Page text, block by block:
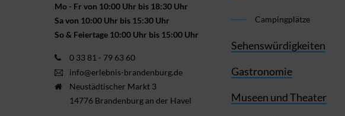
Mo - Fr von 10:00 Uhr bis 18:30 Uhr
Sa von 10:00 Uhr bis 15:30 Uhr
So & Feiertage 10:00 Uhr bis 15:00 Uhr
0 33 81 - 79 63 60
info@erlebnis-brandenburg.de
Neustädtischer Markt 3
14776 Brandenburg an der Havel
Campingplätze
Sehenswürdigkeiten
Gastronomie
Museen und Theater